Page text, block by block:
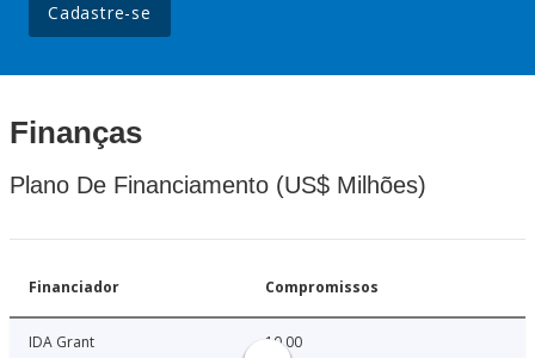
Cadastre-se
Finanças
Plano De Financiamento (US$ Milhões)
Financiador Compromissos
IDA Grant 10.00